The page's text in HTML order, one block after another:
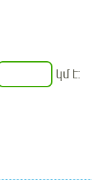
կմ է: